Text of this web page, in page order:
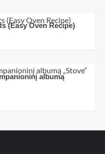
(Easy Oven Recipe)
albumą